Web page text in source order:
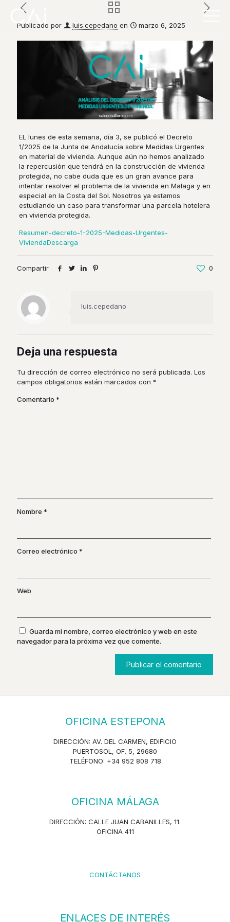
Publicado por luis.cepedano en marzo 6, 2025
EL lunes de esta semana, día 3, se publicó el Decreto
1/2025 de la Junta de Andalucía sobre Medidas Urgentes
en material de vivienda. Aunque aún no hemos analizado
la repercusión que tendrá en la construcción de vivienda
protegida, no cabe duda que es un gran avance para
intentar resolver el problema de la vivienda en Malaga y en
especial en la Costa del Sol. Nosotros ya estamos
estudiando un caso para transformar una parcela hotelera
en vivienda protegida.
Resumen-decreto-1-2025-Medidas-Urgentes-
ViviendaDescarga
Compartir 0
luis.cepedano
Deja una respuesta
Tu dirección de correo electrónico no será publicada. Los
campos obligatorios están marcados con *
Comentario *
Nombre *
Correo electrónico *
Web
Guarda mi nombre, correo electrónico y web en este
navegador para la próxima vez que comente.
OFICINA ESTEPONA
DIRECCIÓN: AV. DEL CARMEN, EDIFICIO
PUERTOSOL, OF. 5, 29680
TELÉFONO: +34 952 808 718
OFICINA MÁLAGA
DIRECCIÓN: CALLE JUAN CABANILLES, 11.
OFICINA 411
CONTÁCTANOS
ENLACES DE INTERÉS